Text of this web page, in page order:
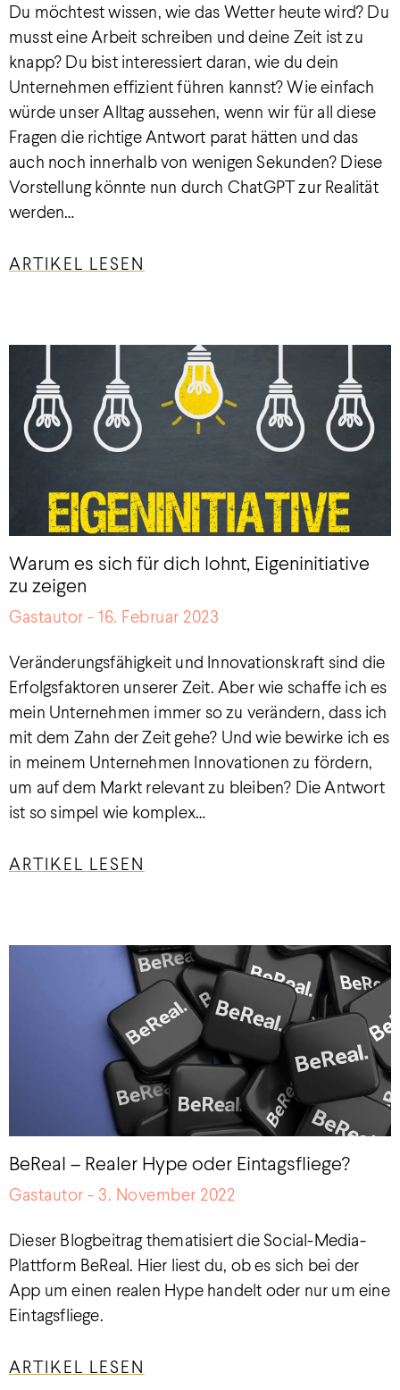
Du möchtest wissen, wie das Wetter heute wird? Du
musst eine Arbeit schreiben und deine Zeit ist zu
knapp? Du bist interessiert daran, wie du dein
Unternehmen effizient führen kannst? Wie einfach
würde unser Alltag aussehen, wenn wir für all diese
Fragen die richtige Antwort parat hätten und das
auch noch innerhalb von wenigen Sekunden? Diese
Vorstellung könnte nun durch ChatGPT zur Realität
werden…
ARTIKEL LESEN
Warum es sich für dich lohnt, Eigeninitiative
zu zeigen
Gastautor 16. Februar 2023
Veränderungsfähigkeit und Innovationskraft sind die
Erfolgsfaktoren unserer Zeit. Aber wie schaffe ich es
mein Unternehmen immer so zu verändern, dass ich
mit dem Zahn der Zeit gehe? Und wie bewirke ich es
in meinem Unternehmen Innovationen zu fördern,
um auf dem Markt relevant zu bleiben? Die Antwort
ist so simpel wie komplex…
ARTIKEL LESEN
BeReal – Realer Hype oder Eintagsfliege?
Gastautor 3. November 2022
Dieser Blogbeitrag thematisiert die Social-Media-
Plattform BeReal. Hier liest du, ob es sich bei der
App um einen realen Hype handelt oder nur um eine
Eintagsfliege.
ARTIKEL LESEN